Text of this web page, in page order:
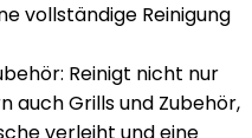
vollständige Reinigung
Reinigt nicht nur
auch Grills und Zubehör,